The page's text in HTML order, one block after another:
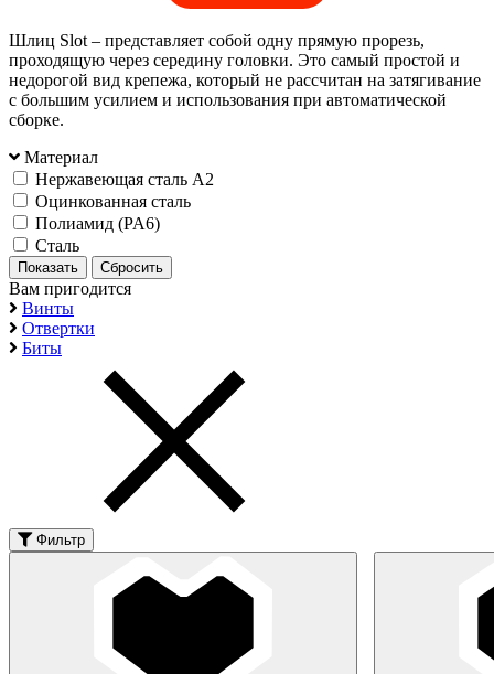
Шлиц Slot – представляет собой одну прямую прорезь,
проходящую через середину головки. Это самый простой и
недорогой вид крепежа, который не рассчитан на затягивание
с большим усилием и использования при автоматической
сборке.
Материал
Нержавеющая сталь А2
Оцинкованная сталь
Полиамид (PA6)
Сталь
Вам пригодится
Винты
Отвертки
Биты
Фильтр